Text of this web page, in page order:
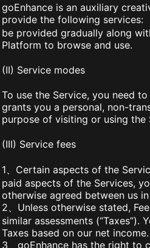
goEnhance is an auxiliary
provide the following services:
be provided gradually along
Platform to browse and use.
(II) Service modes
To use the Service, you need
grants you a personal, non-
purpose of visiting or using the
(III) Service fees
1、Certain aspects of the
paid aspects of the Services,
otherwise agreed between us
2、Unless otherwise stated,
similar assessments
Taxes based on our net income.
3、goEnhance has the right to